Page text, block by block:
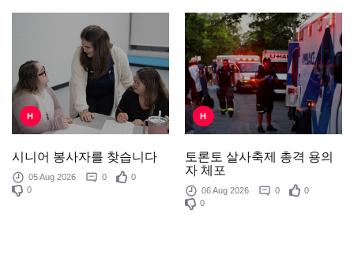
H
시니어 봉사자를 찾습니다
05 Aug 2026 0
0
0
H
토론토 살사축제 총격 용의
자 체포
06 Aug 2026 0
0
0